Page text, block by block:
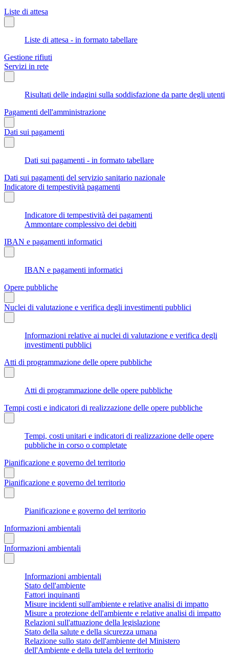
Liste di attesa
Liste di attesa - in formato tabellare
Gestione rifiuti
Servizi in rete
Risultati delle indagini sulla soddisfazione da parte degli utenti
Pagamenti dell'amministrazione
Dati sui pagamenti
Dati sui pagamenti - in formato tabellare
Dati sui pagamenti del servizio sanitario nazionale
Indicatore di tempestività pagamenti
Indicatore di tempestività dei pagamenti
Ammontare complessivo dei debiti
IBAN e pagamenti informatici
IBAN e pagamenti informatici
Opere pubbliche
Nuclei di valutazione e verifica degli investimenti pubblici
Informazioni relative ai nuclei di valutazione e verifica degli
investimenti pubblici
Atti di programmazione delle opere pubbliche
Atti di programmazione delle opere pubbliche
Tempi costi e indicatori di realizzazione delle opere pubbliche
Tempi, costi unitari e indicatori di realizzazione delle opere
pubbliche in corso o completate
Pianificazione e governo del territorio
Pianificazione e governo del territorio
Pianificazione e governo del territorio
Informazioni ambientali
Informazioni ambientali
Informazioni ambientali
Stato dell'ambiente
Fattori inquinanti
Misure incidenti sull'ambiente e relative analisi di impatto
Misure a protezione dell'ambiente e relative analisi di impatto
Relazioni sull'attuazione della legislazione
Stato della salute e della sicurezza umana
Relazione sullo stato dell'ambiente del Ministero
dell'Ambiente e della tutela del territorio